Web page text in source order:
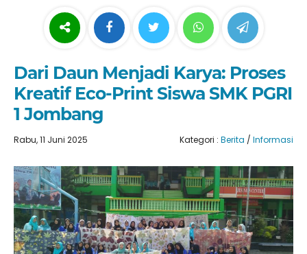
Dari Daun Menjadi Karya: Proses
Kreatif Eco-Print Siswa SMK PGRI
1 Jombang
Rabu, 11 Juni 2025 Kategori : Berita / Informasi